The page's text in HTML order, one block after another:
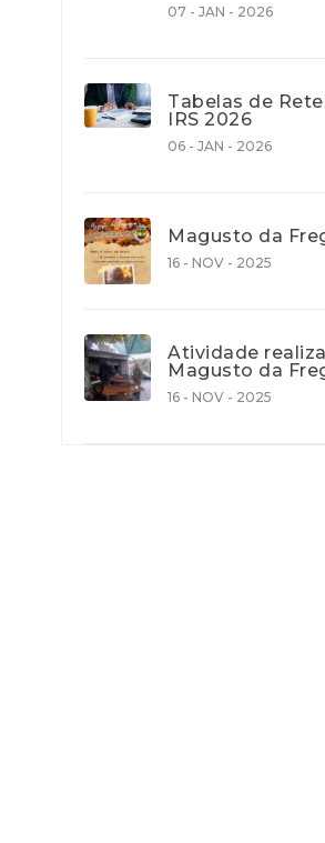
07 - JAN - 2026
Tabelas de
IRS 2026
06 - JAN - 2026
Magusto da
16 - NOV - 2025
Atividade
Magusto da
16 - NOV - 2025